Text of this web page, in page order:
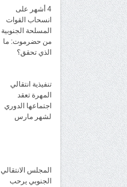
4 أشهر على
انسحاب القوات
المسلحة الجنوبية
من حضرموت: ما
الذي تحقق؟
تنفيذية انتقالي
المهرة تعقد
اجتماعها الدوري
لشهر مارس
المجلس الانتقالي
الجنوبي يرحب